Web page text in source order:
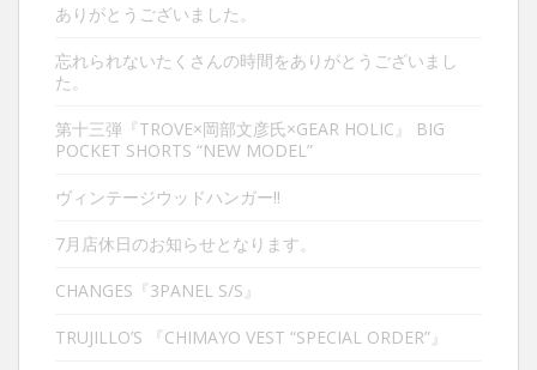
ありがとうございました。
忘れられないたくさんの時間をありがとうございまし
た。
第十三弾『TROVE×岡部文彦氏×GEAR HOLIC』 BIG
POCKET SHORTS “NEW MODEL”
ヴィンテージウッドハンガー‼︎
7月店休日のお知らせとなります。
CHANGES『3PANEL S/S』
TRUJILLO’S 『CHIMAYO VEST “SPECIAL ORDER”』